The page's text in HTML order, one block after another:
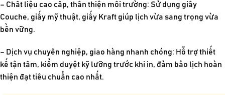
– Chất liệu cao cấp, thân thiện môi trường: Sử dụng giấy
Couche, giấy mỹ thuật, giấy Kraft giúp lịch vừa sang trọng vừa
bền vững.
– Dịch vụ chuyên nghiệp, giao hàng nhanh chóng: Hỗ trợ thiết
kế tận tâm, kiểm duyệt kỹ lưỡng trước khi in, đảm bảo lịch hoàn
thiện đạt tiêu chuẩn cao nhất.